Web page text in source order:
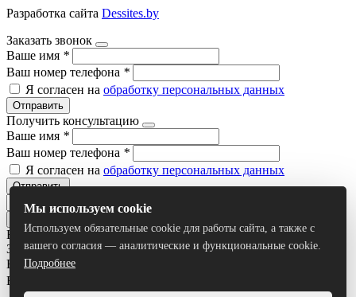
Разработка сайта Dessites.by
Заказать звонок
Ваше имя *
Ваш номер телефона *
Я согласен на обработку персональных данных
Отправить
Получить консультацию
Ваше имя *
Ваш номер телефона *
Я согласен на обработку персональных данных
Отправить
Все результаты
Задать вопрос
Ваше имя*
Ваш номер телефона
Мы используем cookie
Используем обязательные cookie для работы сайта, а также с
вашего согласия — аналитические и функциональные cookie.
Подробнее